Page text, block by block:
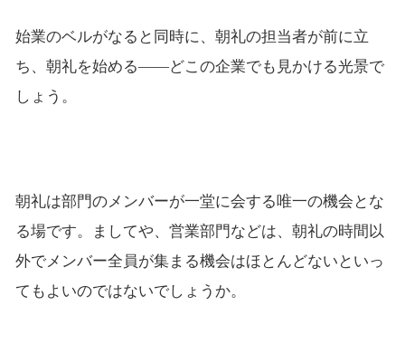
始業のベルがなると同時に、朝礼の担当者が前に立
ち、朝礼を始める――どこの企業でも見かける光景で
しょう。
朝礼は部門のメンバーが一堂に会する唯一の機会とな
る場です。ましてや、営業部門などは、朝礼の時間以
外でメンバー全員が集まる機会はほとんどないといっ
てもよいのではないでしょうか。